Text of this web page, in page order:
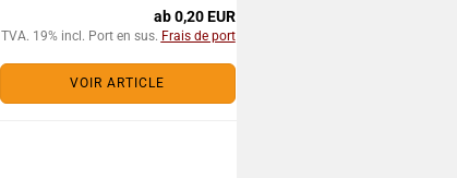
ab 0,20 EUR
TVA. 19% incl. Port en sus. Frais de port
VOIR ARTICLE